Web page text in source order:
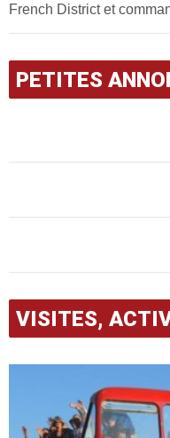
French District et
PETITES
VISITES,